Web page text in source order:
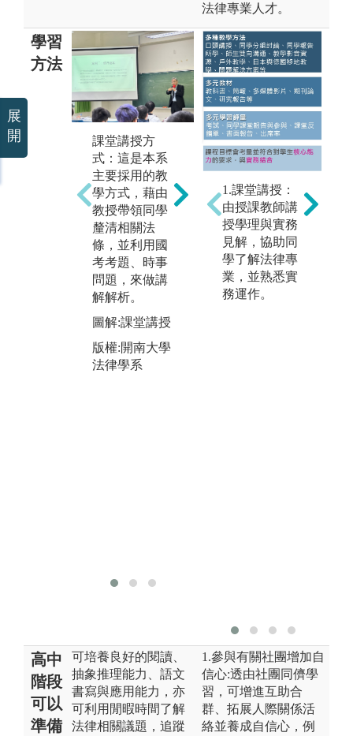
法律專業人才。
學習
方法
課堂講授方
式：這是本系
主要採用的教
學方式，藉由
教授帶領同學
釐清相關法
條，並利用國
考考題、時事
問題，來做講
解解析。
圖解:課堂講授
版權:開南大學
法律學系
必修的實習課
程：為讓學生
能夠早日接觸
職場，並熟悉
理論與實務的
操作。本設有
必修之實習
課，讓學生在
三年級上、下
學期、寒假及
1.課堂講授：
由授課教師講
授學理與實務
見解，協助同
學了解法律專
業，並熟悉實
務運作。
高中
階段
可以
準備
可培養良好的閱讀、
抽象推理能力、語文
書寫與應用能力，亦
可利用閒暇時間了解
法律相關議題，追蹤
1.參與有關社團增加自
信心:透由社團同儕學
習，可增進互助合
群、拓展人際關係活
絡並養成自信心，例
展
開